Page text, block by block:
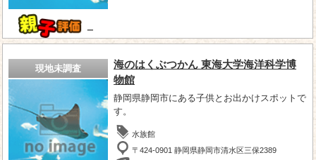
－
現地未調査
海のはくぶつかん 東海大学海洋科学博
物館
静岡県静岡市にある子供とお出かけスポットで
す。
水族館
〒424-0901 静岡県静岡市清水区三保2389